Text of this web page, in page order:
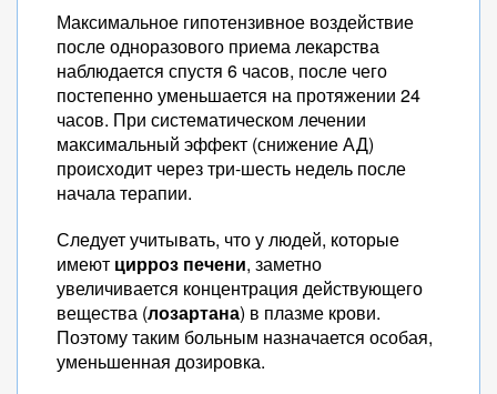
Максимальное гипотензивное воздействие
после одноразового приема лекарства
наблюдается спустя 6 часов, после чего
постепенно уменьшается на протяжении 24
часов. При систематическом лечении
максимальный эффект (снижение АД)
происходит через три-шесть недель после
начала терапии.
Следует учитывать, что у людей, которые
имеют цирроз печени, заметно
увеличивается концентрация действующего
вещества (лозартана) в плазме крови.
Поэтому таким больным назначается особая,
уменьшенная дозировка.